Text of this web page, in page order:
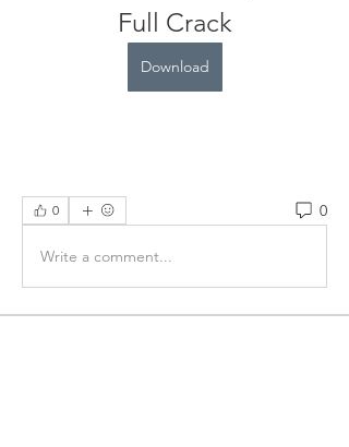
Full Crack
Download
0 0
Write a comment...